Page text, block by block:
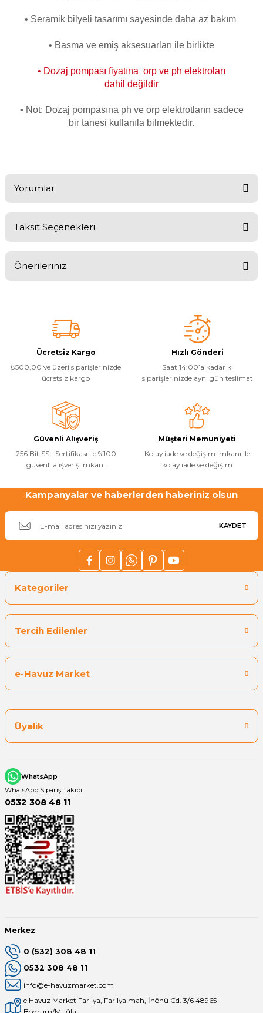
Havuz Pompa
Kuvars Cam
• Seramik bilyeli tasarımı sayesinde daha az bakım
• Basma ve emiş aksesuarları ile birlikte
• Dozaj pompası fiyatına orp ve ph elektroları
dahil değildir
• Not: Dozaj pompasına ph ve orp elektrotların sadece
bir tanesi kullanıla bilmektedir.
Yorumlar
Taksit Seçenekleri
Önerileriniz
Görüş ve önerileriniz için teşekkür ederiz.
Ürün resmi kalitesiz, bozuk veya görüntülenemiyor.
Ürün açıklamasında eksik bilgiler bulunuyor.
Ürün bilgilerinde hatalar bulunuyor.
Ürün fiyatı diğer sitelerden daha pahalı.
Bu ürüne benzer farklı alternatifler olmalı.
Gönder
Ücretsiz Kargo
₺500,00 ve üzeri siparişlerinizde
ücretsiz kargo
Hızlı Gönderi
Saat 14:00’a kadar ki
siparişlerinizde aynı gün teslimat
Güvenli Alışveriş
256 Bit SSL Sertifikası ile %100
güvenli alışveriş imkanı
Müşteri Memuniyeti
Kolay iade ve değişim imkanı ile
kolay iade ve değişim
Kampanyalar ve haberlerden haberiniz olsun
KAYDET
Kategoriler
Tercih Edilenler
e-Havuz Market
Üyelik
WhatsApp
WhatsApp Sipariş Takibi
0532 308 48 11
Merkez
0 (532) 308 48 11
0532 308 48 11
info@e-havuzmarket.com
e Havuz Market Farilya, Farilya mah, İnönü Cd. 3/6 48965